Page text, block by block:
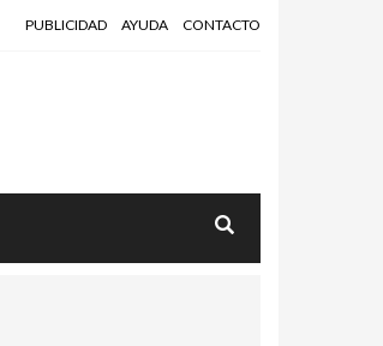
PUBLICIDAD AYUDA CONTACTO